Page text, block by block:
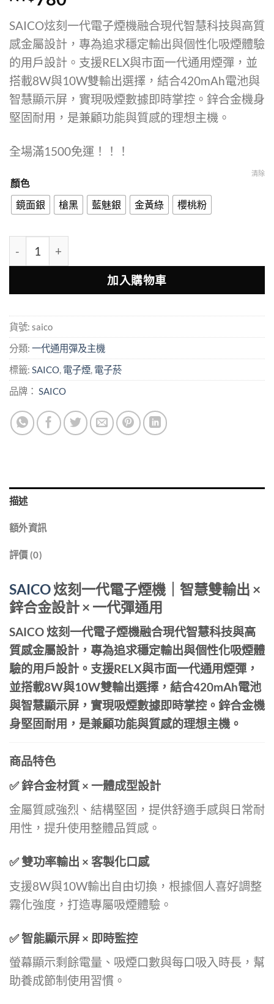
SAICO炫刻一代電子煙機融合現代智慧科技與高質
感金屬設計，專為追求穩定輸出與個性化吸煙體驗
的用戶設計。支援RELX與市面一代通用煙彈，並
搭載8W與10W雙輸出選擇，結合420mAh電池與
智慧顯示屏，實現吸煙數據即時掌控。鋅合金機身
堅固耐用，是兼顧功能與質感的理想主機。
全場滿1500免運！！！
顏色
鏡面銀 槍黑 藍魅銀 金黃綠 櫻桃粉
清除
SAICO 炫刻一代電子煙機 雙輸出8W/10W × 智能顯示 ×
加入購物車
貨號: saico
分類: 一代通用彈及主機
標籤: SAICO, 電子煙, 電子菸
品牌： SAICO
描述
額外資訊
評價 (0)
SAICO炫刻一代電子煙機｜智慧雙輸出 ×
鋅合金設計 × 一代彈通用
SAICO 炫刻一代電子煙機融合現代智慧科技與高
質感金屬設計，專為追求穩定輸出與個性化吸煙體
驗的用戶設計。支援RELX與市面一代通用煙彈，
並搭載8W與10W雙輸出選擇，結合420mAh電池
與智慧顯示屏，實現吸煙數據即時掌控。鋅合金機
身堅固耐用，是兼顧功能與質感的理想主機。
商品特色
✅ 鋅合金材質 × 一體成型設計
金屬質感強烈、結構堅固，提供舒適手感與日常耐
用性，提升使用整體品質感。
✅ 雙功率輸出 × 客製化口感
支援8W與10W輸出自由切換，根據個人喜好調整
霧化強度，打造專屬吸煙體驗。
✅ 智能顯示屏 × 即時監控
螢幕顯示剩餘電量、吸煙口數與每口吸入時長，幫
助養成節制使用習慣。